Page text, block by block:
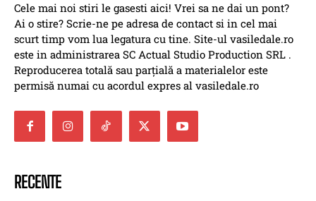
Cele mai noi stiri le gasesti aici! Vrei sa ne dai un pont?
Ai o stire? Scrie-ne pe adresa de contact si in cel mai
scurt timp vom lua legatura cu tine. Site-ul vasiledale.ro
este in administrarea SC Actual Studio Production SRL .
Reproducerea totală sau parțială a materialelor este
permisă numai cu acordul expres al vasiledale.ro
RECENTE